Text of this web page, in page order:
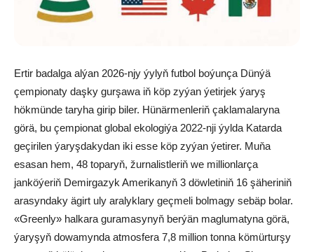
Ertir badalga alýan 2026-njy ýylyň futbol boýunça Dünýä
çempionaty daşky gurşawa iň köp zyýan ýetirjek ýaryş
hökmünde taryha girip biler. Hünärmenleriň çaklamalaryna
görä, bu çempionat global ekologiýa 2022-nji ýylda Katarda
geçirilen ýaryşdakydan iki esse köp zyýan ýetirer. Muňa
esasan hem, 48 toparyň, žurnalistleriň we millionlarça
janköýeriň Demirgazyk Amerikanyň 3 döwletiniň 16 şäheriniň
arasyndaky ägirt uly aralyklary geçmeli bolmagy sebäp bolar.
«Greenly» halkara guramasynyň berýän maglumatyna görä,
ýaryşyň dowamynda atmosfera 7,8 million tonna kömürturşy